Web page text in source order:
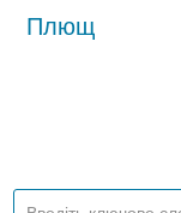
Плющ